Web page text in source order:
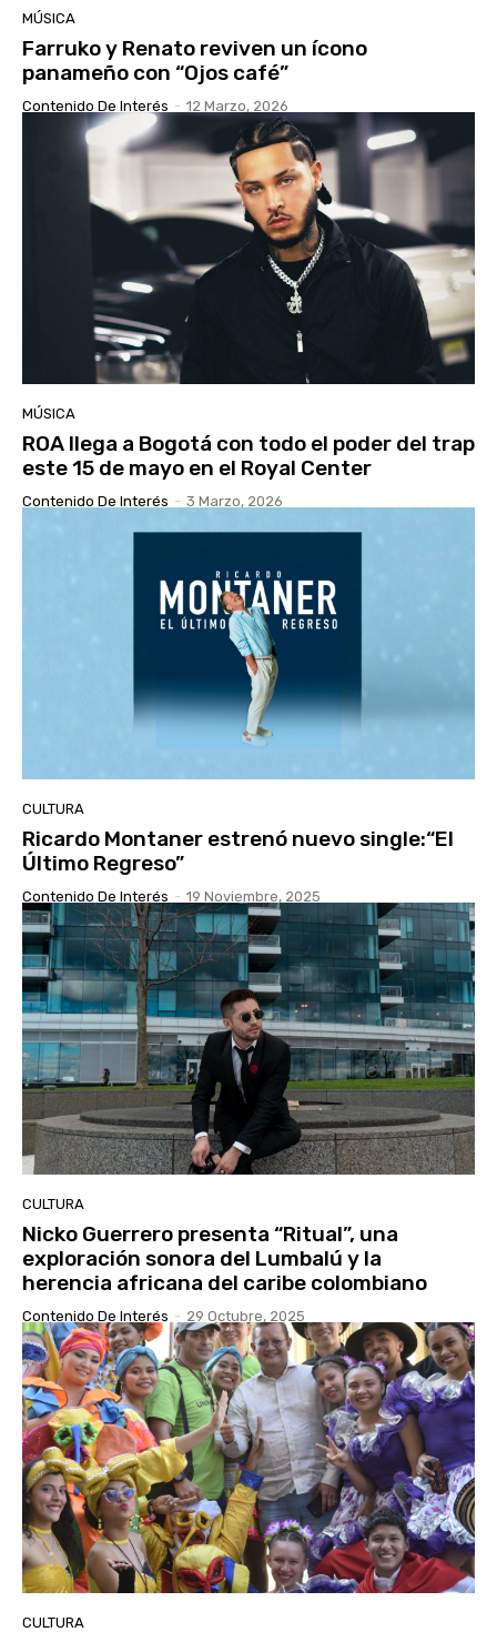
MÚSICA
Farruko y Renato reviven un ícono
panameño con “Ojos café”
Contenido De Interés - 12 Marzo, 2026
MÚSICA
ROA llega a Bogotá con todo el poder del trap
este 15 de mayo en el Royal Center
Contenido De Interés - 3 Marzo, 2026
CULTURA
Ricardo Montaner estrenó nuevo single:“El
Último Regreso”
Contenido De Interés - 19 Noviembre, 2025
CULTURA
Nicko Guerrero presenta “Ritual”, una
exploración sonora del Lumbalú y la
herencia africana del caribe colombiano
Contenido De Interés - 29 Octubre, 2025
CULTURA